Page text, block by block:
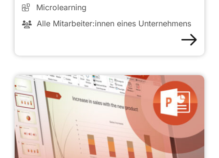
Microlearning
Alle Mitarbeiter:innen eines Unternehmens